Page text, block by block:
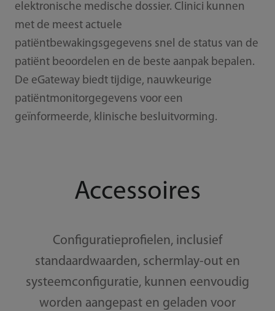
elektronische medische dossier. Clinici kunnen
met de meest actuele
patiëntbewakingsgegevens snel de status van de
patiënt beoordelen en de beste aanpak bepalen.
De eGateway biedt tijdige, nauwkeurige
patiëntmonitorgegevens voor een
geïnformeerde, klinische besluitvorming.
Accessoires
Configuratieprofielen, inclusief
standaardwaarden, schermlay-out en
systeemconfiguratie, kunnen eenvoudig
worden aangepast en geladen voor